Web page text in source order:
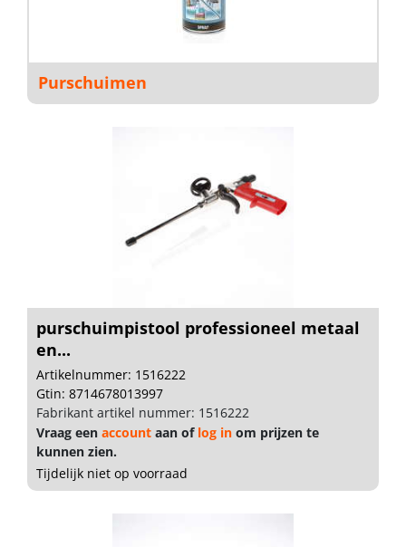
Purschuimen
purschuimpistool professioneel metaal
en...
Artikelnummer: 1516222
Gtin: 8714678013997
Fabrikant artikel nummer: 1516222
Vraag een account aan of log in om prijzen te
kunnen zien.
Tijdelijk niet op voorraad